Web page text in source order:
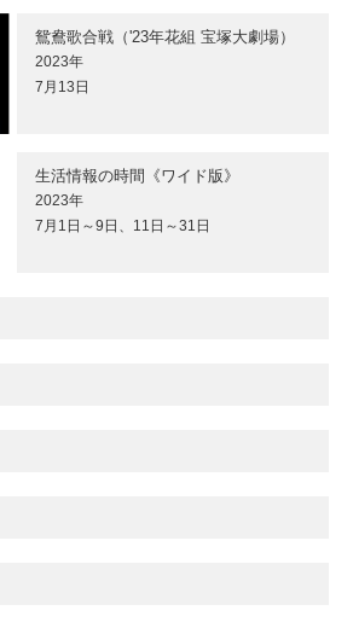
鴛鴦歌合戦（'23年花組 宝塚大劇場）
2023年
7月13日
生活情報の時間《ワイド版》
2023年
7月1日～9日、11日～31日